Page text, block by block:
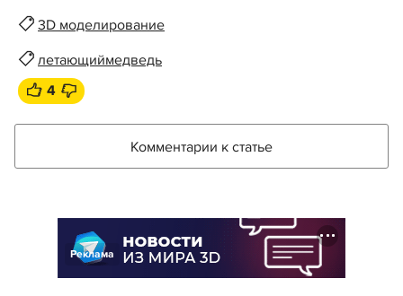
3D моделирование
летающиймедведь
4
Комментарии к статье
Реклама